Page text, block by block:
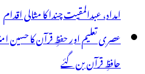
امداد، عبدالمقیت چندا کا مثالی اقدام
عصری تعلیم اور حفظِ قرآن کا حسین
حافظِ قرآن بن گئے